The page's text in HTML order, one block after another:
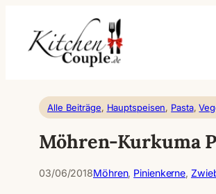
springen
Alle Beiträge, Hauptspeisen, Pasta,
Möhren-Kurkuma
03/06/2018Möhren, Pinienkerne,